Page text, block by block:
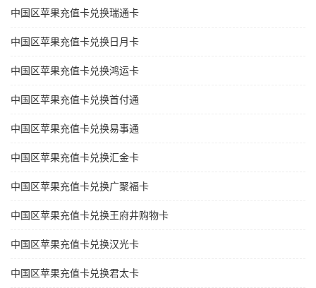
中国区苹果充值卡兑换瑞通卡
中国区苹果充值卡兑换日月卡
中国区苹果充值卡兑换鸿运卡
中国区苹果充值卡兑换首付通
中国区苹果充值卡兑换易事通
中国区苹果充值卡兑换汇金卡
中国区苹果充值卡兑换广聚福卡
中国区苹果充值卡兑换王府井购物卡
中国区苹果充值卡兑换汉光卡
中国区苹果充值卡兑换君太卡